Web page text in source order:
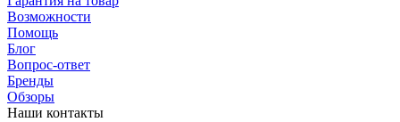
Возможности
Помощь
Блог
Вопрос-ответ
Бренды
Обзоры
Наши контакты